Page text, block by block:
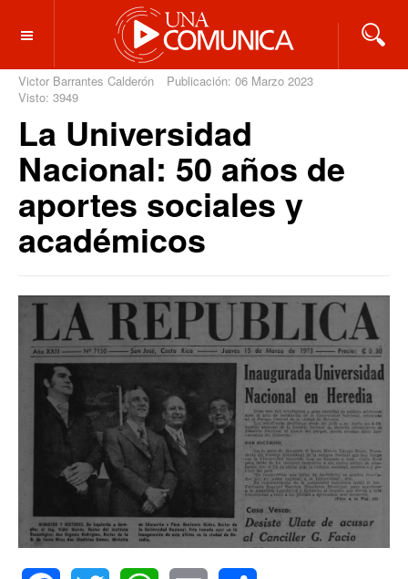
OFF CANVAS
Victor Barrantes Calderón
Publicación: 06 Marzo 2023
Visto: 3949
La Universidad
Nacional: 50 años de
aportes sociales y
académicos